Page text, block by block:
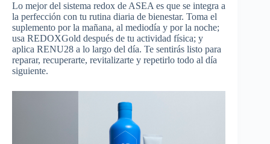
Lo mejor del sistema redox de ASEA es que se integra a
la perfección con tu rutina diaria de bienestar. Toma el
suplemento por la mañana, al mediodía y por la noche;
usa REDOXGold después de tu actividad física; y
aplica RENU28 a lo largo del día. Te sentirás listo para
reparar, recuperarte, revitalizarte y repetirlo todo al día
siguiente.